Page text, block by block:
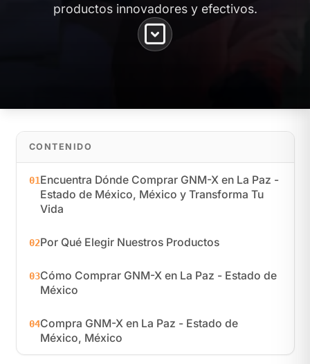
productos innovadores y efectivos.
CONTENIDO
01Encuentra Dónde Comprar GNM-X en La Paz -
Estado de México, México y Transforma Tu
Vida
02Por Qué Elegir Nuestros Productos
03Cómo Comprar GNM-X en La Paz - Estado de
México
04Compra GNM-X en La Paz - Estado de
México, México